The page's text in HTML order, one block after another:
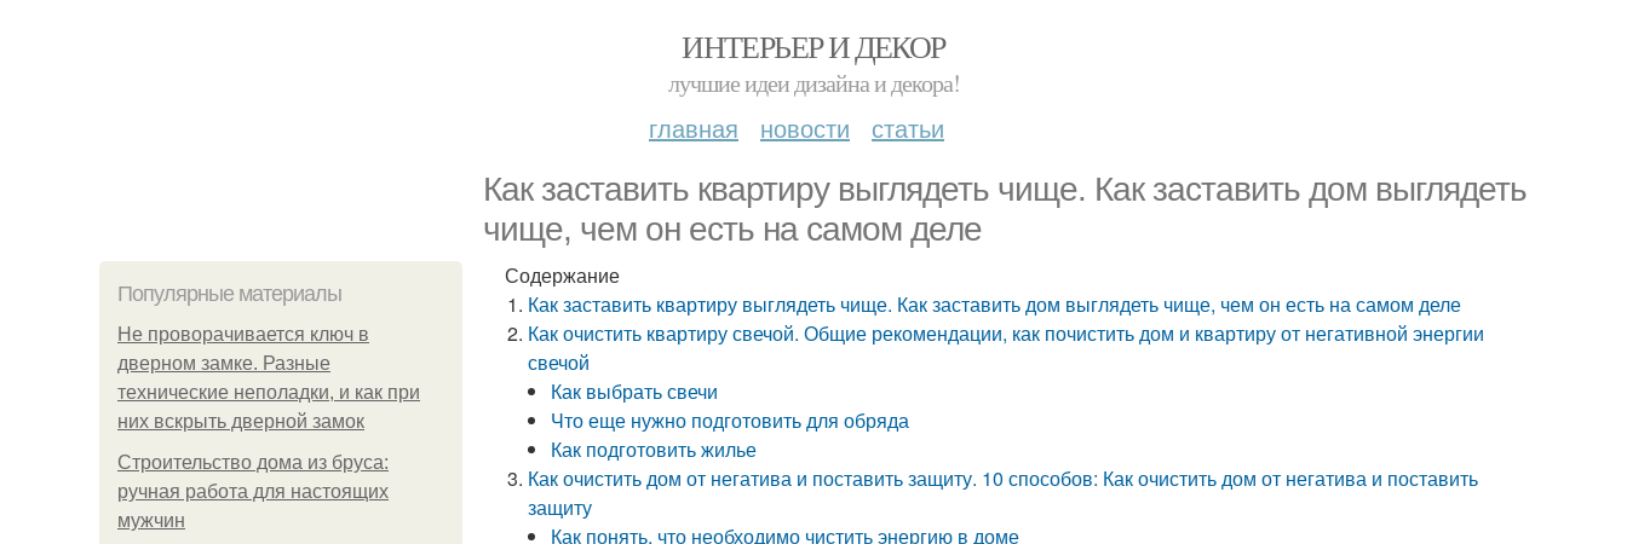
ИНТЕРЬЕР И ДЕКОР
лучшие идеи дизайна и декора!
главная новости статьи
Как заставить квартиру выглядеть чище. Как заставить дом выглядеть
чище, чем он есть на самом деле
Популярные материалы
Не проворачивается ключ в
дверном замке. Разные
технические неполадки, и как при
них вскрыть дверной замок
Строительство дома из бруса:
ручная работа для настоящих
мужчин
Содержание
Как заставить квартиру выглядеть чище. Как заставить дом выглядеть чище, чем он есть на самом деле
Как очистить квартиру свечой. Общие рекомендации, как почистить дом и квартиру от негативной энергии
свечой
Как выбрать свечи
Что еще нужно подготовить для обряда
Как подготовить жилье
Как очистить дом от негатива и поставить защиту. 10 способов: Как очистить дом от негатива и поставить
защиту
Как понять, что необходимо чистить энергию в доме